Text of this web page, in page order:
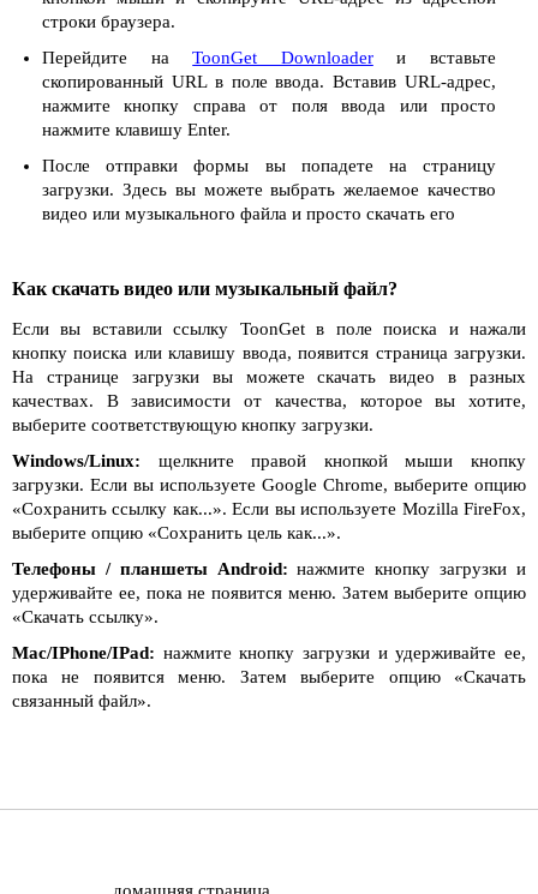
строки браузера.
Перейдите наToonGet Downloaderи вставьте
скопированный URL в поле ввода. Вставив URL-адрес,
нажмите кнопку справа от поля ввода или просто
нажмите клавишу Enter.
После отправки формы вы попадете на страницу
загрузки. Здесь вы можете выбрать желаемое качество
видео или музыкального файла и просто скачать его
Как скачать видео или музыкальный файл?
Если вы вставили ссылку ToonGet в поле поиска и нажали
кнопку поиска или клавишу ввода, появится страница загрузки.
На странице загрузки вы можете скачать видео в разных
качествах. В зависимости от качества, которое вы хотите,
выберите соответствующую кнопку загрузки.
Windows/Linux: щелкните правой кнопкой мыши кнопку
загрузки. Если вы используете Google Chrome, выберите опцию
«Сохранить ссылку как...». Если вы используете Mozilla FireFox,
выберите опцию «Сохранить цель как...».
Телефоны / планшеты Android: нажмите кнопку загрузки и
удерживайте ее, пока не появится меню. Затем выберите опцию
«Скачать ссылку».
Mac/IPhone/IPad: нажмите кнопку загрузки и удерживайте ее,
пока не появится меню. Затем выберите опцию «Скачать
связанный файл».